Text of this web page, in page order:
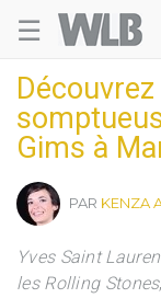
☰
Découvrez
Gims à
PAR KENZA
Yves Saint
les Rolling Stones